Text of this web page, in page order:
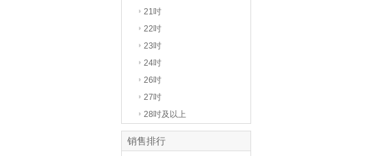
21吋
22吋
23吋
24吋
26吋
27吋
28吋及以上
销售排行